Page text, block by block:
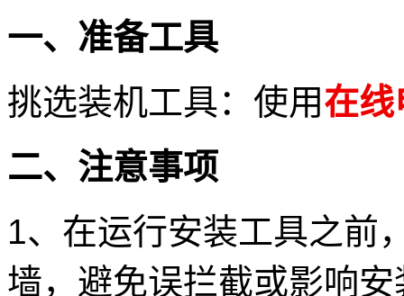
一、准备工具
挑选装机工具：使用在线
二、注意事项
1、在运行安装工具之前
墙，避免误拦截或影响